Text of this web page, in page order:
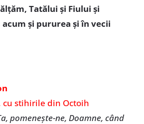
Tatălui şi Fiului şi
şi pururea şi în vecii
cu stihirile din Octoih
pomeneşte-ne, Doamne, când